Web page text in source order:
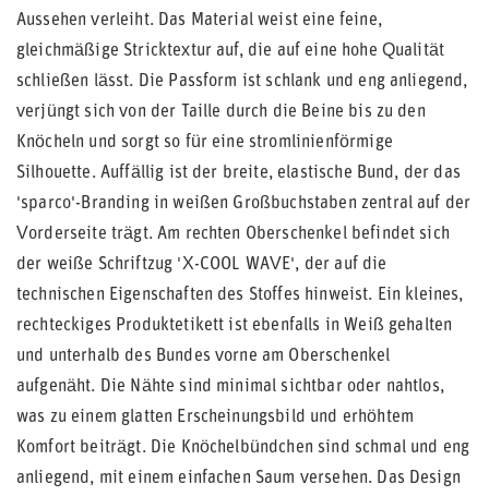
Aussehen verleiht. Das Material weist eine feine,
gleichmäßige Stricktextur auf, die auf eine hohe Qualität
schließen lässt. Die Passform ist schlank und eng anliegend,
verjüngt sich von der Taille durch die Beine bis zu den
Knöcheln und sorgt so für eine stromlinienförmige
Silhouette. Auffällig ist der breite, elastische Bund, der das
'sparco'-Branding in weißen Großbuchstaben zentral auf der
Vorderseite trägt. Am rechten Oberschenkel befindet sich
der weiße Schriftzug 'X-COOL WAVE', der auf die
technischen Eigenschaften des Stoffes hinweist. Ein kleines,
rechteckiges Produktetikett ist ebenfalls in Weiß gehalten
und unterhalb des Bundes vorne am Oberschenkel
aufgenäht. Die Nähte sind minimal sichtbar oder nahtlos,
was zu einem glatten Erscheinungsbild und erhöhtem
Komfort beiträgt. Die Knöchelbündchen sind schmal und eng
anliegend, mit einem einfachen Saum versehen. Das Design